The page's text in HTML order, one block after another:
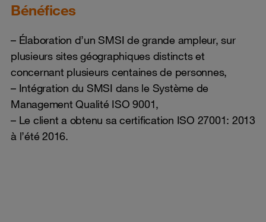
Bénéfices
– Élaboration d’un SMSI de grande ampleur, sur
plusieurs sites géographiques distincts et
concernant plusieurs centaines de personnes,
– Intégration du SMSI dans le Système de
Management Qualité ISO 9001,
– Le client a obtenu sa certification ISO 27001: 2013
à l’été 2016.